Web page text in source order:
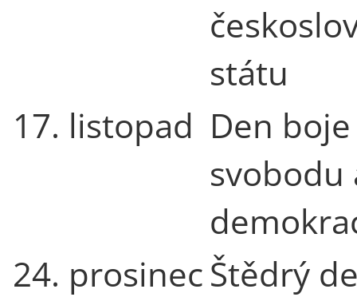
státu
17. listopad Den
svobodu
24. prosinecŠtědrý